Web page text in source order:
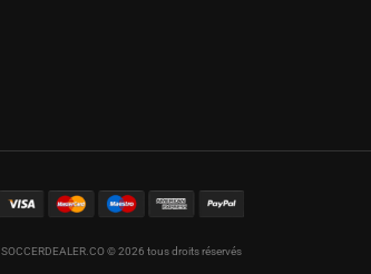
SOCCERDEALER.CO © 2026 tous droits réservés